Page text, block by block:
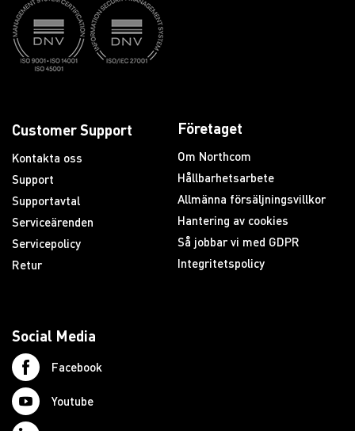
Customer Support
Kontakta oss
Support
Supportavtal
Serviceärenden
Servicepolicy
Retur
Företaget
Om Northcom
Hållbarhetsarbete
Allmänna försäljningsvillkor
Hantering av cookies
Så jobbar vi med GDPR
Integritetspolicy
Social Media
Facebook
Youtube